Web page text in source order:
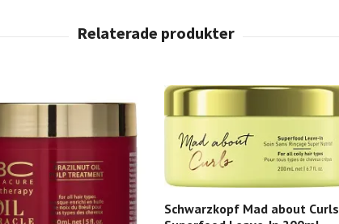
Schwarzkopf Mad about Curls